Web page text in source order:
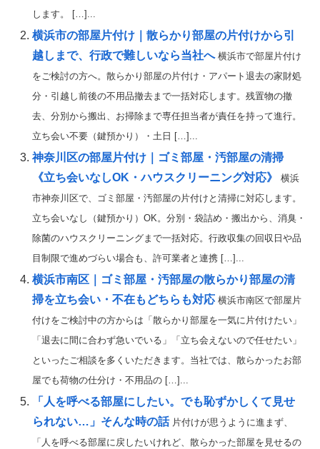
します。 […]...
横浜市の部屋片付け｜散らかり部屋の片付けから引
越しまで、行政で難しいなら当社へ 横浜市で部屋片付け
をご検討の方へ。散らかり部屋の片付け・アパート退去の家財処
分・引越し前後の不用品撤去まで一括対応します。残置物の撤
去、分別から搬出、お掃除まで専任担当者が責任を持って進行。
立ち会い不要（鍵預かり）・土日 […]...
神奈川区の部屋片付け｜ゴミ部屋・汚部屋の清掃
《立ち会いなしOK・ハウスクリーニング対応》
横浜
市神奈川区で、ゴミ部屋・汚部屋の片付けと清掃に対応します。
立ち会いなし（鍵預かり）OK。分別・袋詰め・搬出から、消臭・
除菌のハウスクリーニングまで一括対応。行政収集の回収日や品
目制限で進めづらい場合も、許可業者と連携 […]...
横浜市南区｜ゴミ部屋・汚部屋の散らかり部屋の清
掃を立ち会い・不在もどちらも対応 横浜市南区で部屋片
付けをご検討中の方からは「散らかり部屋を一気に片付けたい」
「退去に間に合わず急いでいる」「立ち会えないので任せたい」
といったご相談を多くいただきます。当社では、散らかったお部
屋でも荷物の仕分け・不用品の […]...
「人を呼べる部屋にしたい。でも恥ずかしくて見せ
られない…」そんな時の話 片付けが思うように進まず、
「人を呼べる部屋に戻したいけれど、散らかった部屋を見せるの